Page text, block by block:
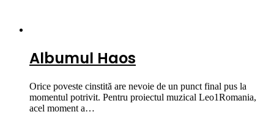
Albumul Haos
Orice poveste cinstită are nevoie de un punct final pus la
momentul potrivit. Pentru proiectul muzical Leo1Romania,
acel moment a…